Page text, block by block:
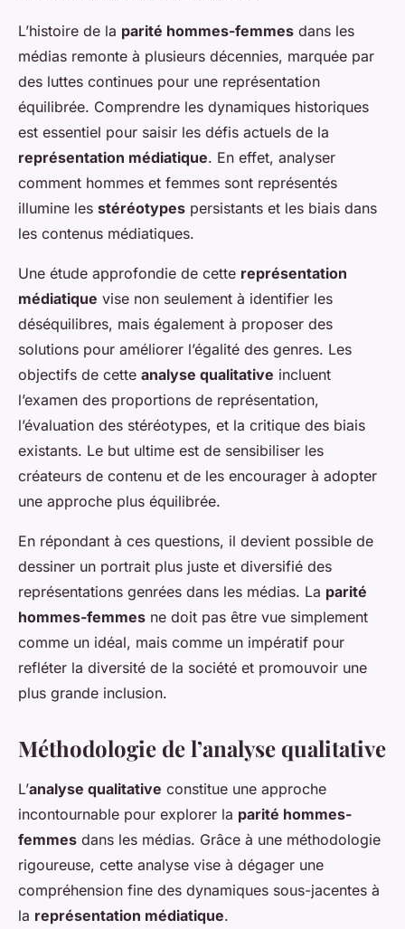
L’histoire de la parité hommes-femmes dans les
médias remonte à plusieurs décennies, marquée par
des luttes continues pour une représentation
équilibrée. Comprendre les dynamiques historiques
est essentiel pour saisir les défis actuels de la
représentation médiatique. En effet, analyser
comment hommes et femmes sont représentés
illumine les stéréotypes persistants et les biais dans
les contenus médiatiques.
Une étude approfondie de cette représentation
médiatique vise non seulement à identifier les
déséquilibres, mais également à proposer des
solutions pour améliorer l’égalité des genres. Les
objectifs de cette analyse qualitative incluent
l’examen des proportions de représentation,
l’évaluation des stéréotypes, et la critique des biais
existants. Le but ultime est de sensibiliser les
créateurs de contenu et de les encourager à adopter
une approche plus équilibrée.
En répondant à ces questions, il devient possible de
dessiner un portrait plus juste et diversifié des
représentations genrées dans les médias. La parité
hommes-femmes ne doit pas être vue simplement
comme un idéal, mais comme un impératif pour
refléter la diversité de la société et promouvoir une
plus grande inclusion.
Méthodologie de l’analyse qualitative
L’analyse qualitative constitue une approche
incontournable pour explorer la parité hommes-
femmes dans les médias. Grâce à une méthodologie
rigoureuse, cette analyse vise à dégager une
compréhension fine des dynamiques sous-jacentes à
la représentation médiatique.